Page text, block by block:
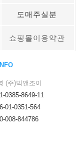
도매주실분
쇼핑몰이용약관
(주)빅앤조이
0385-8649-11
01-0351-564
008-844786